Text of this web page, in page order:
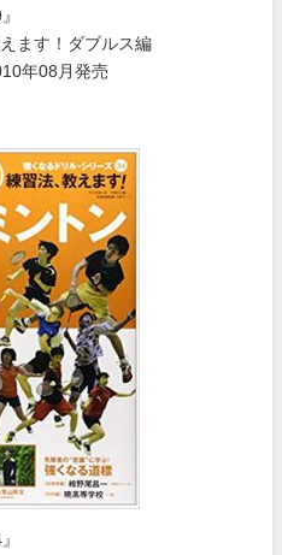
ます！ダブルス編
年08月発売